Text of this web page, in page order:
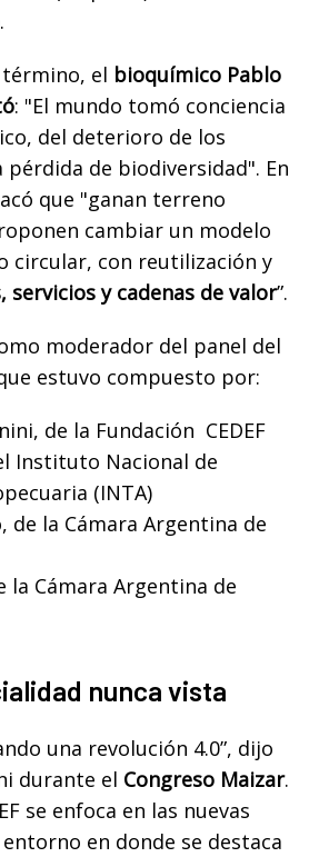
término, el bioquímico Pablo
: "El mundo tomó conciencia
del deterioro de los
pérdida de biodiversidad". En
que "ganan terreno
cambiar un modelo
circular, con reutilización y
servicios y cadenas de valor”.
moderador del panel del
estuvo compuesto por:
de la Fundación CEDEF
Instituto Nacional de
(INTA)
de la Cámara Argentina de
la Cámara Argentina de
nunca vista
una revolución 4.0”, dijo
durante el Congreso Maizar.
se enfoca en las nuevas
en donde se destaca